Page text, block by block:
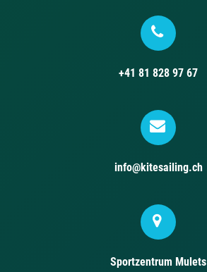
+41 81 828 97 67
info@kitesailing.ch
Sportzentrum Mulets